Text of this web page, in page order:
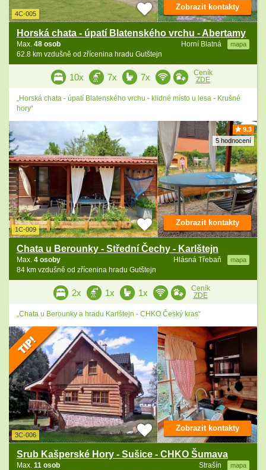
4C-005
Horská chata - úpatí Blatenského vrchu - Abertamy
Horní Blatná mapa
Max. 48 osob
62.8 km vzdušně od zřícenina hradu Gutštejn
Zobrazit kontakty
10x 7x 7x
Ceník
ZDE
„Horská chata - úpatí Blatenského vrchu - klidné místo u lesa - Krušné
hory“
9.3
5 hodnocení
1C-009
Chata u Berounky - Střední Čechy - Karlštejn
Hlásná Třebaň mapa
Max. 4 osoby
84 km vzdušně od zřícenina hradu Gutštejn
Zobrazit kontakty
2x 1x 1x
Ceník
ZDE
„Chata u Berounky a hradu Karlštejn - CHKO Český kras“
3C-006
Srub Kašperské Hory - Sušice - CHKO Šumava
Strašín mapa
Max. 11 osob
Zobrazit kontakty